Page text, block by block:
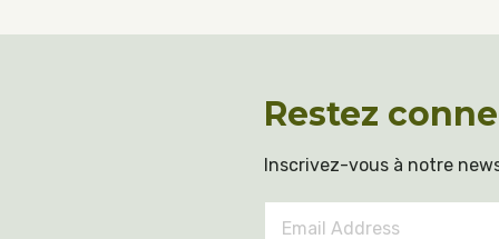
Restez
Inscrivez-vous à notre